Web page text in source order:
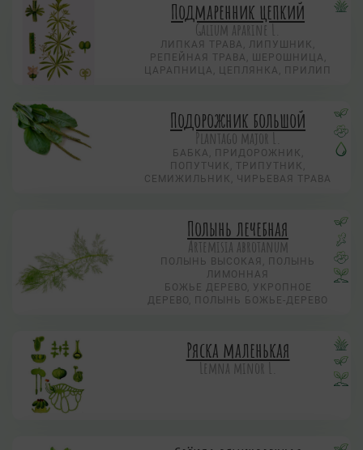
Подмаренник цепкий
Galium aparine L.
ЛИПКАЯ ТРАВА, ЛИПУШНИК,
РЕПЕЙНАЯ ТРАВА, ШЕРОШНИЦА,
ЦАРАПНИЦА, ЦЕПЛЯНКА, ПРИЛИП
Подорожник большой
Plantago major L.
БАБКА, ПРИДОРОЖНИК,
ПОПУТЧИК, ТРИПУТНИК,
СЕМИЖИЛЬНИК, ЧИРЬЕВАЯ ТРАВА
Полынь лечебная
Artemisia abrotanum
ПОЛЫНЬ ВЫСОКАЯ, ПОЛЫНЬ
ЛИМОННАЯ
БОЖЬЕ ДЕРЕВО, УКРОПНОЕ
ДЕРЕВО, ПОЛЫНЬ БОЖЬЕ-ДЕРЕВО
Ряска маленькая
Lemna minor L.